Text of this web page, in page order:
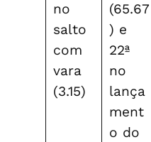
no
salto
com
vara
(3.15)
(65.67
) e
22ª
no
lança
ment
o do